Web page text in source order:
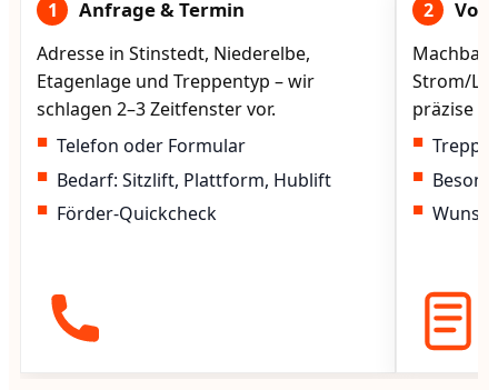
1 Anfrage & Termin
Adresse in Stinstedt, Niederelbe,
Etagenlage und Treppentyp – wir
schlagen 2–3 Zeitfenster vor.
Telefon oder Formular
Bedarf: Sitzlift, Plattform, Hublift
Förder-Quickcheck
2
Strom/
präzise